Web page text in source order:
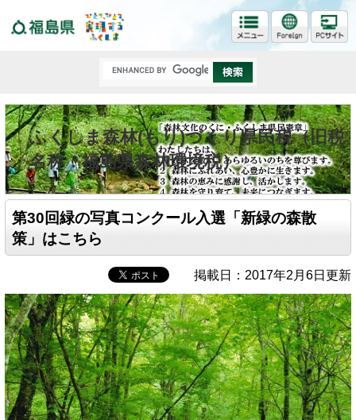
ふくしま森林(もり)づくり県民税（旧税
名称：福島県森林環境税）
第30回緑の写真コンクール入選「新緑の森散
策」はこちら
掲載日：2017年2月6日更新